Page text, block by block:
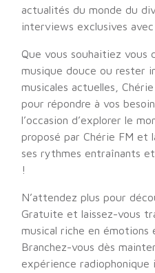
actualités du monde du
interviews exclusives
Que vous souhaitiez vous
musique douce ou rester
musicales actuelles,
pour répondre à vos
l’occasion d’explorer le
proposé par Chérie FM et
ses rythmes entraînants
!
N’attendez plus pour
Gratuite et laissez-vous
musical riche en émotions
Branchez-vous dès
expérience radiophonique